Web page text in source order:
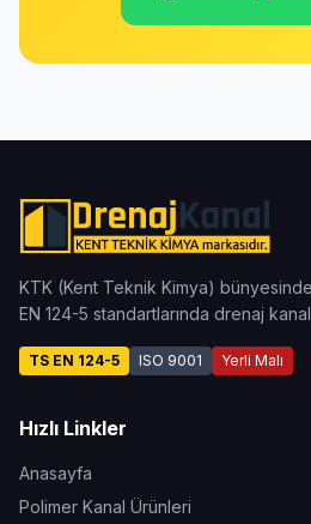
KTK (Kent Teknik Kimya)
EN 124-5 standartlarında drenaj
TS EN 124-5 ISO 9001 Yerli Malı
Hızlı Linkler
Anasayfa
Polimer Kanal Ürünleri